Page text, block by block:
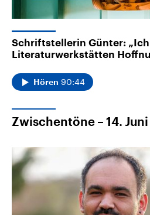
Schriftstellerin Günter:
Literaturwerkstätten
Hören 90:44
Zwischentöne – 14.